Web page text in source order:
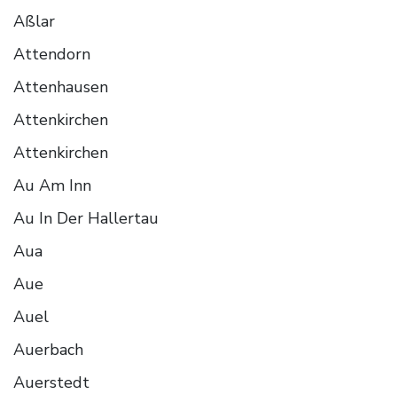
Aßlar
Attendorn
Attenhausen
Attenkirchen
Attenkirchen
Au Am Inn
Au In Der Hallertau
Aua
Aue
Auel
Auerbach
Auerstedt